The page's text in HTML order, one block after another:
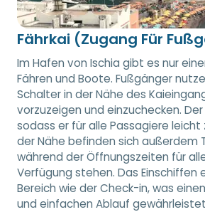
Fährkai (Zugang Für
Im Hafen von Ischia gibt es nur
Fähren und Boote. Fußgänger
Schalter in der Nähe des
vorzuzeigen und einzuchecken.
sodass er für alle Passagiere leicht
der Nähe befinden sich außerdem
während der Öffnungszeiten für
Verfügung stehen. Das Einschiffen
Bereich wie der Check-in, was
und einfachen Ablauf